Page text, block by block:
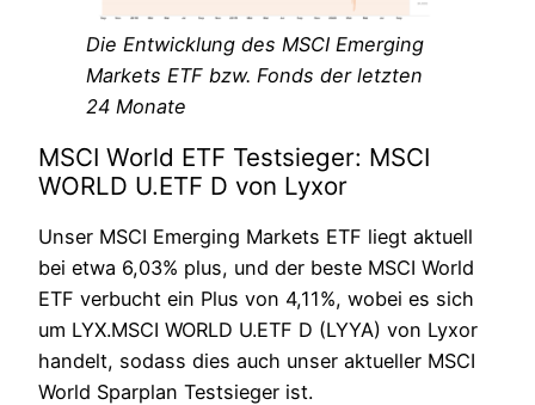
Die Entwicklung des MSCI Emerging
Markets ETF bzw. Fonds der letzten
24 Monate
MSCI World ETF Testsieger: MSCI
WORLD U.ETF D von Lyxor
Unser MSCI Emerging Markets ETF liegt aktuell
bei etwa 6,03% plus, und der beste MSCI World
ETF verbucht ein Plus von 4,11%, wobei es sich
um LYX.MSCI WORLD U.ETF D (LYYA) von Lyxor
handelt, sodass dies auch unser aktueller MSCI
World Sparplan Testsieger ist.